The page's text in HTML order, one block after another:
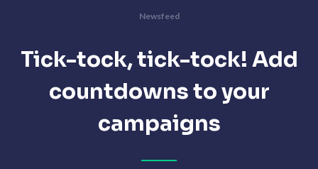
Newsfeed
Tick-tock, tick-tock! Add
countdowns to your
campaigns